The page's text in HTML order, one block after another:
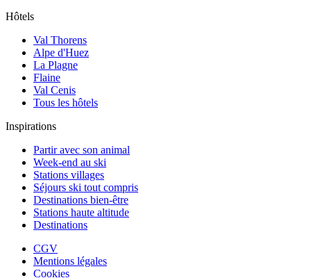
Hôtels
Val Thorens
Alpe d'Huez
La Plagne
Flaine
Val Cenis
Tous les hôtels
Inspirations
Partir avec son animal
Week-end au ski
Stations villages
Séjours ski tout compris
Destinations bien-être
Stations haute altitude
Destinations
CGV
Mentions légales
Cookies